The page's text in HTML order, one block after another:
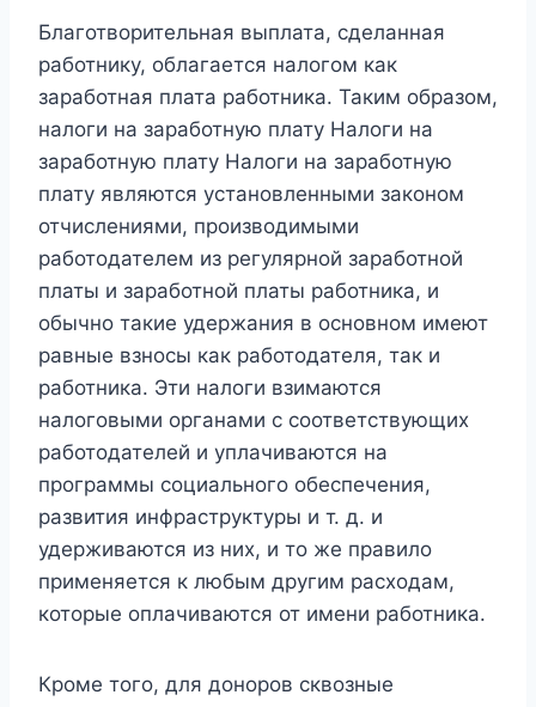
Благотворительная выплата, сделанная
работнику, облагается налогом как
заработная плата работника. Таким образом,
налоги на заработную плату Налоги на
заработную плату Налоги на заработную
плату являются установленными законом
отчислениями, производимыми
работодателем из регулярной заработной
платы и заработной платы работника, и
обычно такие удержания в основном имеют
равные взносы как работодателя, так и
работника. Эти налоги взимаются
налоговыми органами с соответствующих
работодателей и уплачиваются на
программы социального обеспечения,
развития инфраструктуры и т. д. и
удерживаются из них, и то же правило
применяется к любым другим расходам,
которые оплачиваются от имени работника.
Кроме того, для доноров сквозные